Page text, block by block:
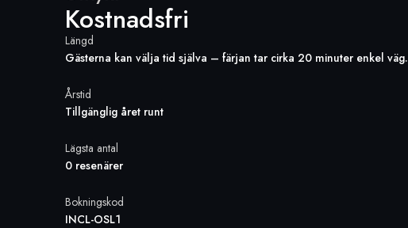
Kostnadsfri
Längd
Gästerna kan välja tid själva – färjan tar cirka 20 minuter enkel väg.
Årstid
Tillgänglig året runt
Lägsta antal
0 resenärer
Bokningskod
INCL-OSL1